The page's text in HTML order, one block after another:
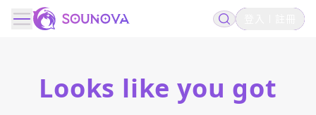
Looks like you got